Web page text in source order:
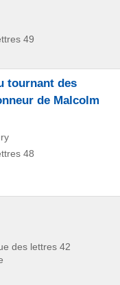
49
tournant des
de Malcolm
48
des lettres 42